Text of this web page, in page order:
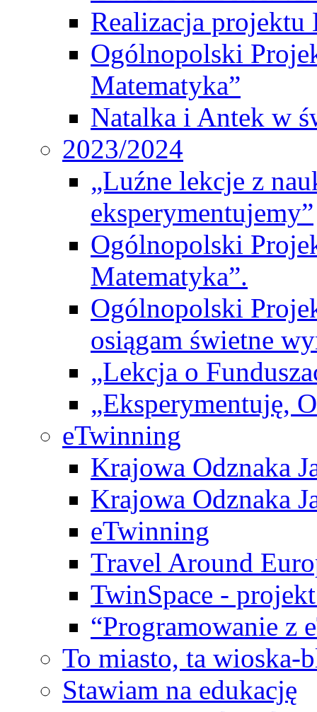
Realizacja
Ogólnopolski
Matematyka”
Natalka i Antek w
2023/2024
„Luźne lekcje z
eksperymentujemy”
Ogólnopolski
Matematyka”.
Ogólnopolski
osiągam świetne
„Lekcja o
„Eksperymentuję,
eTwinning
Krajowa Odznaka
Krajowa Odznaka
eTwinning
Travel Around
TwinSpace -
“Programowanie z
To miasto, ta wioska-
Stawiam na edukację